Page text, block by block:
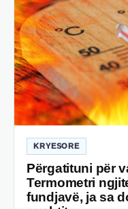
KRYESORE
Përgatituni për
Termometri
fundjavë, ja sa